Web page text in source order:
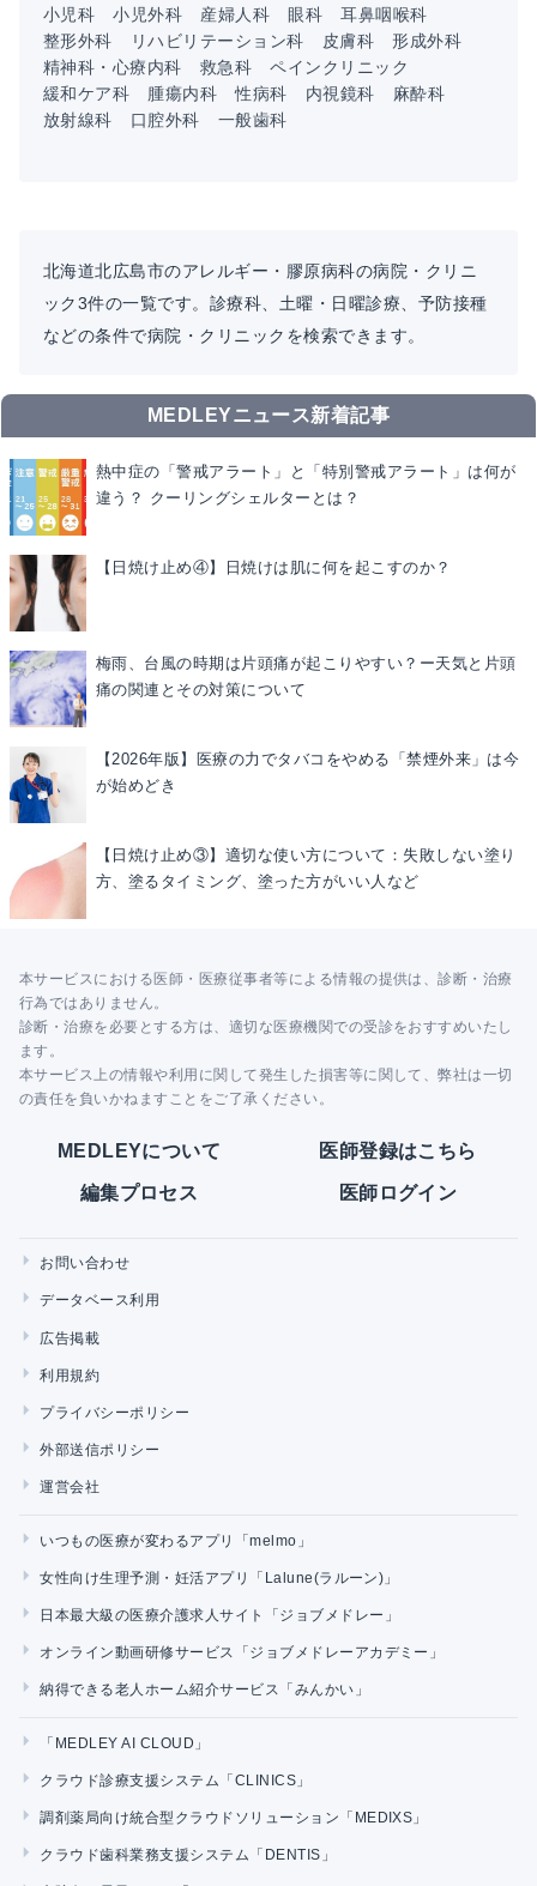
小児科
小児外科 産婦人科 眼科
耳鼻咽喉科
整形外科
リハビリテーション科 皮膚科
形成外科
精神科・心療内科
救急科
ペインクリニック
緩和ケア科
腫瘍内科 性病科 内視鏡科
麻酔科
放射線科
口腔外科 一般歯科
北海道北広島市のアレルギー・膠原病科の病院・クリニ
ック3件の一覧です。診療科、土曜・日曜診療、予防接種
などの条件で病院・クリニックを検索できます。
MEDLEYニュース新着記事
熱中症の「警戒アラート」と「特別警戒アラート」は何が
違う？ クーリングシェルターとは？
【日焼け止め④】日焼けは肌に何を起こすのか？
梅雨、台風の時期は片頭痛が起こりやすい？ー天気と片頭
痛の関連とその対策について
【2026年版】医療の力でタバコをやめる「禁煙外来」は今
が始めどき
【日焼け止め③】適切な使い方について：失敗しない塗り
方、塗るタイミング、塗った方がいい人など
本サービスにおける医師・医療従事者等による情報の提供は、診断・治療
行為ではありません。
診断・治療を必要とする方は、適切な医療機関での受診をおすすめいたし
ます。
本サービス上の情報や利用に関して発生した損害等に関して、弊社は一切
の責任を負いかねますことをご了承ください。
MEDLEYについて 医師登録はこちら
編集プロセス 医師ログイン
お問い合わせ
データベース利用
広告掲載
利用規約
プライバシーポリシー
外部送信ポリシー
運営会社
いつもの医療が変わるアプリ「melmo」
女性向け生理予測・妊活アプリ「Lalune(ラルーン)」
日本最大級の医療介護求人サイト「ジョブメドレー」
オンライン動画研修サービス「ジョブメドレーアカデミー」
納得できる老人ホーム紹介サービス「みんかい」
「MEDLEY AI CLOUD」
クラウド診療支援システム「CLINICS」
調剤薬局向け統合型クラウドソリューション「MEDIXS」
クラウド歯科業務支援システム「DENTIS」